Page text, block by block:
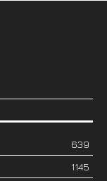
639
1145